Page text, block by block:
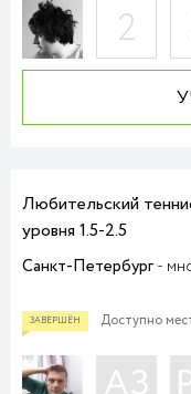
2
Любительский
уровня 1.5-2.5
Санкт-Петербург-
Доступно